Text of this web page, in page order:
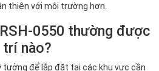
thiện với môi trường hơn.
0550 thường được
trí nào?
tưởng để lắp đặt tại các khu vực cần